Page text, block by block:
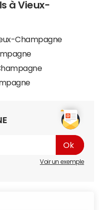
à Vieux-
Champagne
Voir un exemple